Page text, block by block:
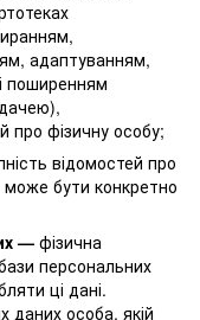
адаптуванням,
поширенням
про фізичну особу;
відомостей про
може бути конкретно
— фізична
персональних
ці дані.
даних особа, якій